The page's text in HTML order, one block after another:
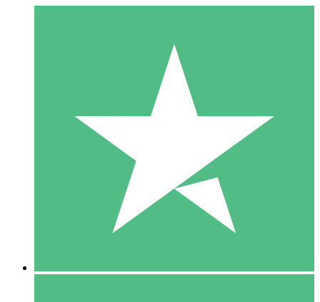
Packs de Crédits Individuels
Payez à l'utilisation avec des crédits de téléchargement. Sans
1 Téléchargement
10 00